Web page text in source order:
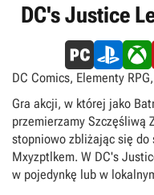
DC's Justice
DC Comics, Elementy
Podzielony/wspólny
Superbohaterowie,
Gra akcji, w której jako
przemierzamy Szczęśliwą
stopniowo zbliżając się do
Mxyzptlkem. W DC's
w pojedynkę lub w